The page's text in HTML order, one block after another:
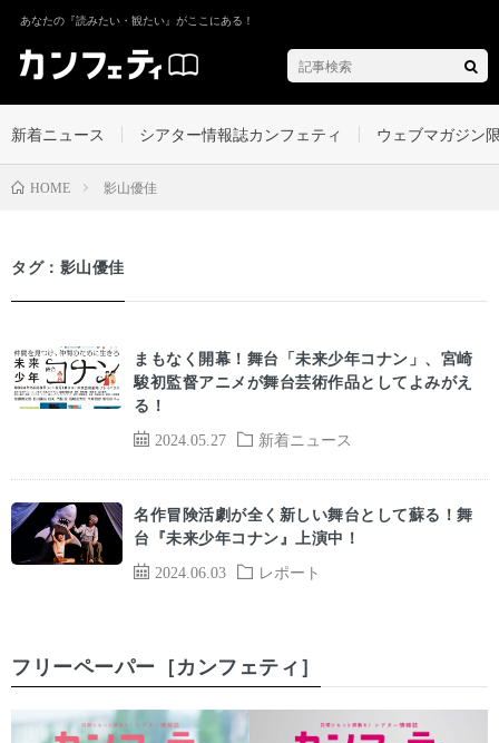
あなたの『読みたい・観たい』がここにある！
新着ニュース シアター情報誌カンフェティ ウェブマガジン
HOME 影山優佳
タグ：影山優佳
2024.05.27 新着ニュース
まもなく開幕！舞台「未来少年コナン」、宮崎
駿初監督アニメが舞台芸術作品としてよみがえ
る！
2024.06.03 レポート
名作冒険活劇が全く新しい舞台として蘇る！舞
台『未来少年コナン』上演中！
フリーペーパー［カンフェティ］